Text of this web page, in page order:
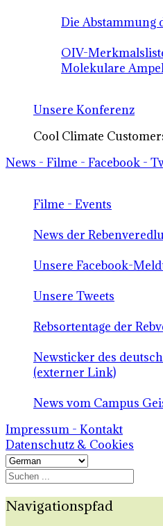
Die Abstammung
OIV-
Molekulare
Unsere Konferenz
Cool Climate
News - Filme - Facebook -
Filme - Events
News der
Unsere Facebook-
Unsere Tweets
Rebsortentage der
Newsticker des
(externer Link)
News vom Campus
Impressum - Kontakt
Datenschutz & Cookies
Navigationspfad